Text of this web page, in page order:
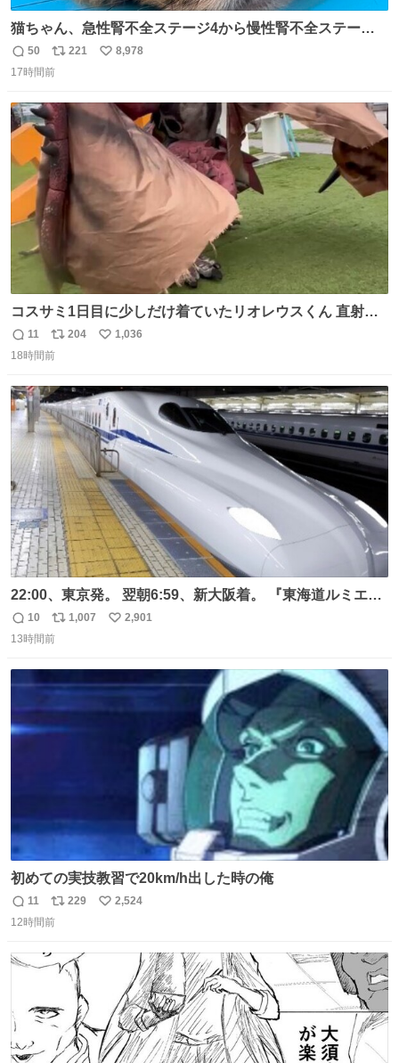
猫ちゃん、急性腎不全ステージ4から慢性腎不全ステージ2
になりました😭点滴も週一で大丈夫になった… このままだ
と2、3日持たないって言われたのが嘘みたい…本当に嬉し
道泣きながら歩いてたら向こうから来た人にすごい顔され
た🫠
返
信
50
リ
ポ
ト
数
221
い
数
8,978
17時間前
コスサミ1日目に少しだけ着ていたリオレウスくん 直射日
光下で暑すぎて疲労状態 火耐性15ではだめですね 適応珠
Lv1と耐火珠Lv3装備しないと真夏の名古屋は過ごせぬよう
返
信
11
リ
ポ
ト
数
204
い
数
1,036
18時間前
22:00、東京発。 翌朝6:59、新大阪着。 『東海道ルミエー
ルエクスプレス』が今夜、初運行！ 岐阜羽島駅で夜を越す
東海道新幹線。寝台列車じゃないのに、朝まで新幹線とい
エクスプレス
返
信
10
リ
ポ
ト
1,007
い
数
2,901
13時間前
初めての実技教習で20km/h出した時の俺
返
信
11
リ
ポ
ト
229
い
2,524
12時間前